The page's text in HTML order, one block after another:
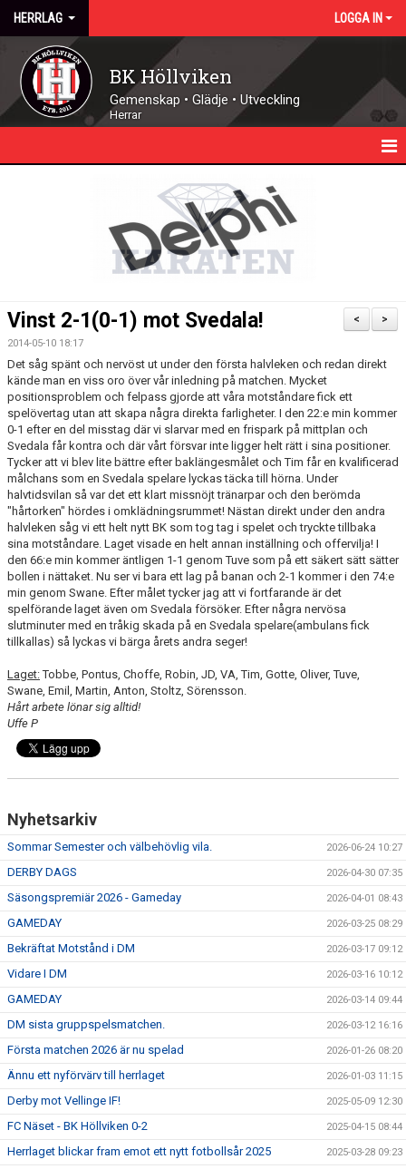
HERRLAG LOGGA IN
BK Höllviken
Gemenskap • Glädje • Utveckling
Herrar
MATCHER
DOKUMENT
BILDGALLERI
KONTAKT
>
<
Vinst 2-1(0-1) mot Svedala!
2014-05-10 18:17
Det såg spänt och nervöst ut under den första halvleken och redan direkt
kände man en viss oro över vår inledning på matchen. Mycket
positionsproblem och felpass gjorde att våra motståndare fick ett
spelövertag utan att skapa några direkta farligheter. I den 22:e min kommer
0-1 efter en del misstag där vi slarvar med en frispark på mittplan och
Svedala får kontra och där vårt försvar inte ligger helt rätt i sina positioner.
Tycker att vi blev lite bättre efter baklängesmålet och Tim får en kvalificerad
målchans som en Svedala spelare lyckas täcka till hörna. Under
halvtidsvilan så var det ett klart missnöjt tränarpar och den berömda
"hårtorken" hördes i omklädningsrummet! Nästan direkt under den andra
halvleken såg vi ett helt nytt BK som tog tag i spelet och tryckte tillbaka
sina motståndare. Laget visade en helt annan inställning och offervilja! I
den 66:e min kommer äntligen 1-1 genom Tuve som på ett säkert sätt sätter
bollen i nättaket. Nu ser vi bara ett lag på banan och 2-1 kommer i den 74:e
min genom Swane. Efter målet tycker jag att vi fortfarande är det
spelförande laget även om Svedala försöker. Efter några nervösa
slutminuter med en tråkig skada på en Svedala spelare(ambulans fick
tillkallas) så lyckas vi bärga årets andra seger!
Laget:Tobbe, Pontus, Choffe, Robin, JD, VA, Tim, Gotte, Oliver, Tuve,
Swane, Emil, Martin, Anton, Stoltz, Sörensson.
Hårt arbete lönar sig alltid!
Uffe P
Nyhetsarkiv
Sommar Semester och välbehövlig vila. 2026-06-24 10:27
DERBY DAGS 2026-04-30 07:35
Säsongspremiär 2026 - Gameday 2026-04-01 08:43
GAMEDAY 2026-03-25 08:29
Bekräftat Motstånd i DM 2026-03-17 09:12
Vidare I DM 2026-03-16 10:12
GAMEDAY 2026-03-14 09:44
DM sista gruppspelsmatchen. 2026-03-12 16:16
Första matchen 2026 är nu spelad 2026-01-26 08:20
Ännu ett nyförvärv till herrlaget 2026-01-03 11:15
Derby mot Vellinge IF! 2025-05-09 12:30
FC Näset - BK Höllviken 0-2 2025-04-15 08:44
Herrlaget blickar fram emot ett nytt fotbollsår 2025 2025-03-28 09:23